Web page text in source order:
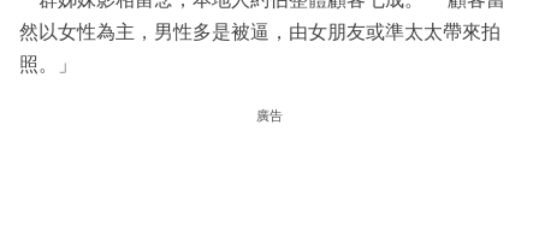
然以女性為主，男性多是被逼，由女朋友或準太太帶來拍
照。」
廣告